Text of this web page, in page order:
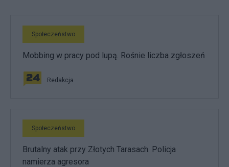
Społeczeństwo
Mobbing w pracy pod lupą. Rośnie liczba zgłoszeń
Redakcja
Społeczeństwo
Brutalny atak przy Złotych Tarasach. Policja
namierza agresora